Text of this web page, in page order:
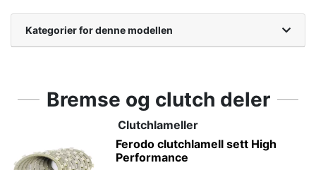
Kategorier for denne modellen
Bremse og clutch deler
Clutchlameller
Ferodo clutchlamell sett High
Performance